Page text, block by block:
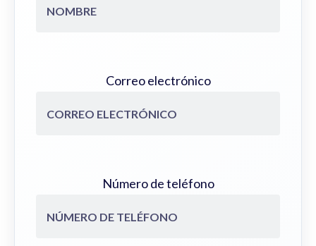
Correo electrónico
Número de teléfono